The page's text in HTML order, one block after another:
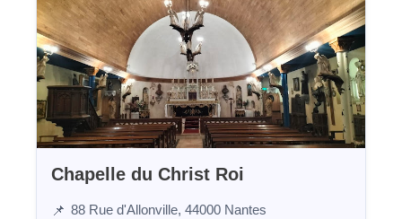
Chapelle du Christ Roi
📌 88 Rue d'Allonville, 44000 Nantes